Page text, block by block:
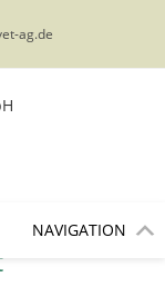
ag.de
NAVIGATION